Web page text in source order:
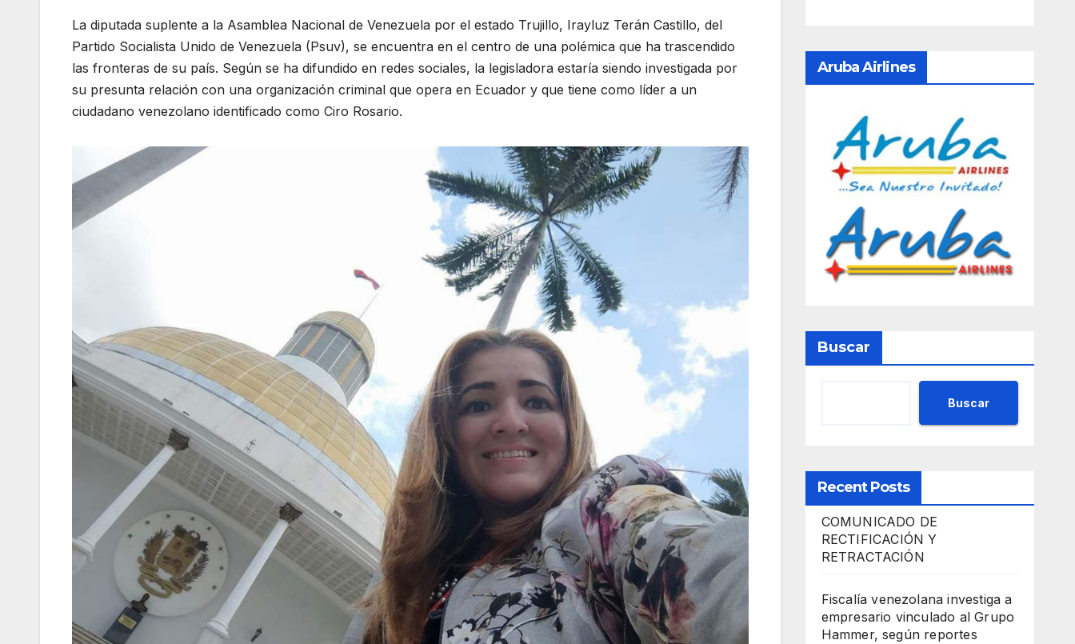
La diputada suplente a la Asamblea Nacional de Venezuela por el estado Trujillo, Irayluz Terán Castillo, del
Partido Socialista Unido de Venezuela (Psuv), se encuentra en el centro de una polémica que ha trascendido
las fronteras de su país. Según se ha difundido en redes sociales, la legisladora estaría siendo investigada por
su presunta relación con una organización criminal que opera en Ecuador y que tiene como líder a un
ciudadano venezolano identificado como Ciro Rosario.
Aruba Airlines
Buscar
Buscar
Recent Posts
COMUNICADO DE
RECTIFICACIÓN Y
RETRACTACIÓN
Fiscalía venezolana investiga a
empresario vinculado al Grupo
Hammer, según reportes